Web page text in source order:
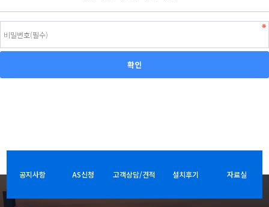
공지사항 AS신청 고객상담/견적 설치후기 자료실